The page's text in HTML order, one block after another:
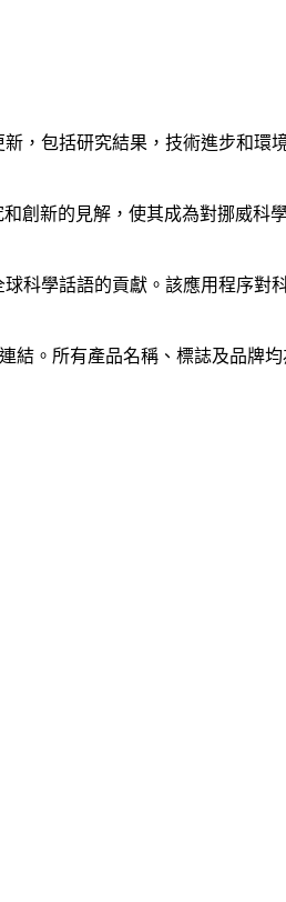
，包括研究結果，技術進步和環
創新的見解，使其成為對挪威科
科學話語的貢獻。該應用程序對
結。所有產品名稱、標誌及品牌